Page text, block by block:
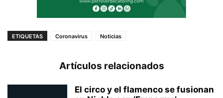
ETIQUETAS Coronavirus Noticias
Artículos relacionados
El circo y el flamenco se fusionan